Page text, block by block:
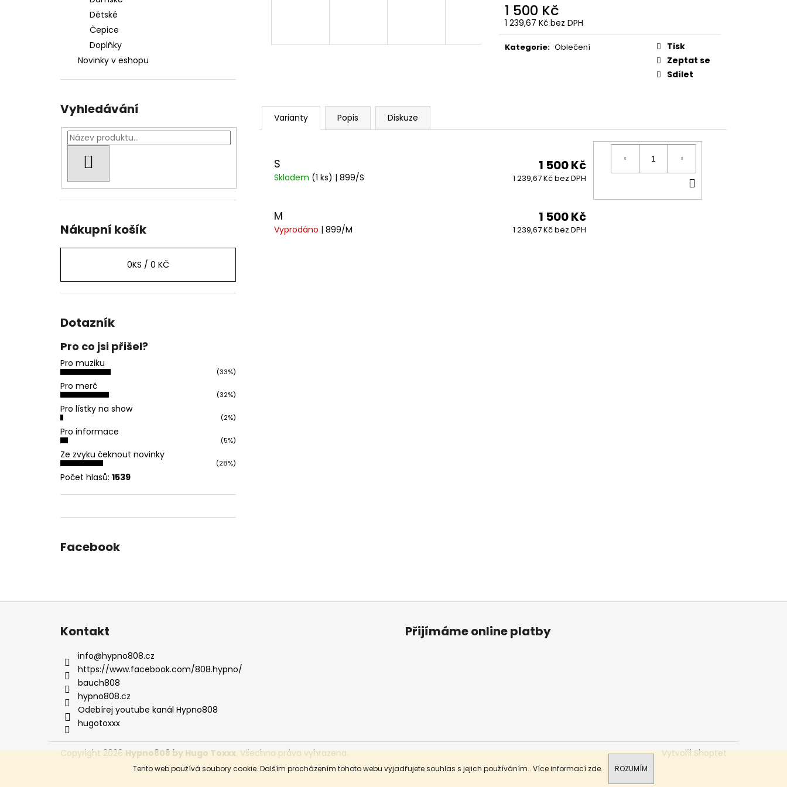
Tento web používá soubory cookie. Dalším procházením tohoto webu vyjadřujete souhlas s jejich používáním.. Více informací zde. ROZUMÍM
Dětské
Čepice
Doplňky
Novinky v eshopu
Vyhledávání
Nákupní košík
0KS / 0 KČ
Dotazník
Pro co jsi přišel?
Pro muziku
(33%)
Pro merč
(32%)
Pro lístky na show
(2%)
Pro informace
(5%)
Ze zvyku čeknout novinky
(28%)
Počet hlasů: 1539
Facebook
1 500 Kč
1 239,67 Kč bez DPH
Měrná
cena:
Kategorie: Oblečení
Tisk
Zeptat se
Sdílet
Varianty Popis Diskuze
S
Skladem (1 ks) | 899/S
1 500 Kč
1 239,67 Kč bez DPH
KOŠÍKU
M
Vyprodáno | 899/M
1 500 Kč
1 239,67 Kč bez DPH
1 000 Kč
Kontakt
info@hypno808.cz
https://www.facebook.com/808.hypno/
bauch808
hypno808.cz
Odebírej youtube kanál Hypno808
hugotoxxx
Přijímáme online platby
Vytvořil Shoptet
Copyright 2026Hypno808 by Hugo Toxxx. Všechna práva vyhrazena.